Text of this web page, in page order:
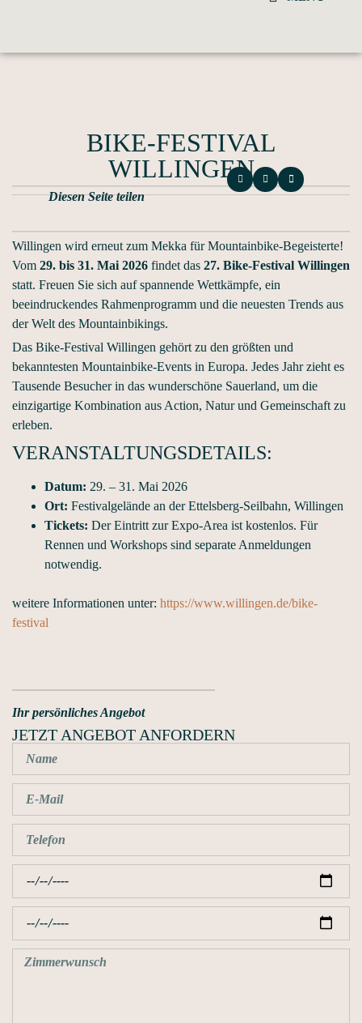
BIKE-FESTIVAL
WILLINGEN
Diesen Seite teilen
Willingen wird erneut zum Mekka für Mountainbike-Begeisterte!
Vom 29. bis 31. Mai 2026 findet das 27. Bike-Festival Willingen
statt. Freuen Sie sich auf spannende Wettkämpfe, ein
beeindruckendes Rahmenprogramm und die neuesten Trends aus
der Welt des Mountainbikings.
Das Bike-Festival Willingen gehört zu den größten und
bekanntesten Mountainbike-Events in Europa. Jedes Jahr zieht es
Tausende Besucher in das wunderschöne Sauerland, um die
einzigartige Kombination aus Action, Natur und Gemeinschaft zu
erleben.
VERANSTALTUNGSDETAILS:
Datum: 29. – 31. Mai 2026
Ort: Festivalgelände an der Ettelsberg-Seilbahn, Willingen
Tickets: Der Eintritt zur Expo-Area ist kostenlos. Für
Rennen und Workshops sind separate Anmeldungen
notwendig.
weitere Informationen unter: https://www.willingen.de/bike-
festival
Ihr persönliches Angebot
JETZT ANGEBOT ANFORDERN